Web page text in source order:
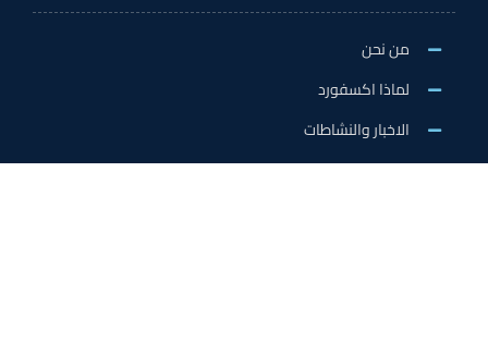
من نحن
لماذا اكسفورد
الاخبار والنشاطات
وظائف اكسفورد